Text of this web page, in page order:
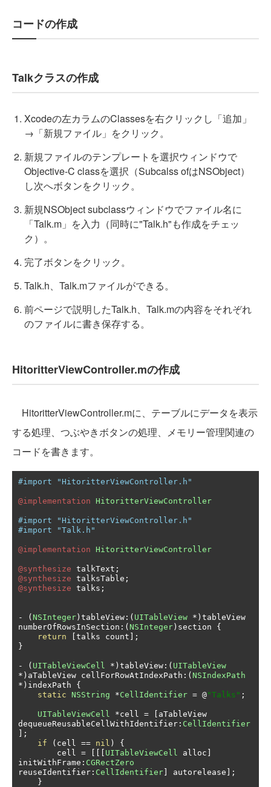
コードの作成
Talkクラスの作成
Xcodeの左カラムのClassesを右クリックし「追加」
→「新規ファイル」をクリック。
新規ファイルのテンプレートを選択ウィンドウで
Objective-C classを選択（Subcalss ofはNSObject）
し次へボタンをクリック。
新規NSObject subclassウィンドウでファイル名に
「Talk.m」を入力（同時に"Talk.h"も作成をチェッ
ク）。
完了ボタンをクリック。
Talk.h、Talk.mファイルができる。
前ページで説明したTalk.h、Talk.mの内容をそれぞれ
のファイルに書き保存する。
HitoritterViewController.mの作成
HitoritterViewController.mに、テーブルにデータを表示
する処理、つぶやきボタンの処理、メモリー管理関連の
コードを書きます。
#import "HitoritterViewController.h"
@implementation HitoritterViewController
#import "HitoritterViewController.h"
#import "Talk.h"
@implementation HitoritterViewController
@synthesize talkText ;
@synthesize talksTable ;
@synthesize talks ;
- ( NSInteger ) tableView :( UITableView *) tableView
numberOfRowsInSection :( NSInteger ) section {
return
talks count ];
}
- ( UITableViewCell *) tableView :( UITableView
*) aTableView cellForRowAtIndexPath :( NSIndexPath
*) indexPath {
static NSString *CellIdentifier = @"Talks" ;
UITableViewCell *cell =
aTableView
dequeueReusableCellWithIdentifier : CellIdentifier
];
if
( cell == nil )
{
        cell
= UITableViewCell alloc
initWithFrame : CGRectZero
reuseIdentifier : CellIdentifier autorelease ];
}